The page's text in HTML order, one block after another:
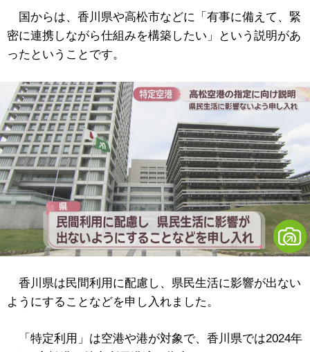
国からは、香川県や高松市などに「有事に備えて、緊
密に連携しながら仕組みを構築したい」という説明があ
ったということです。
香川県は民間利用に配慮し、県民生活に影響が出ない
ようにすることなどを申し入れました。
「特定利用」は空港や港が対象で、香川県では2024年